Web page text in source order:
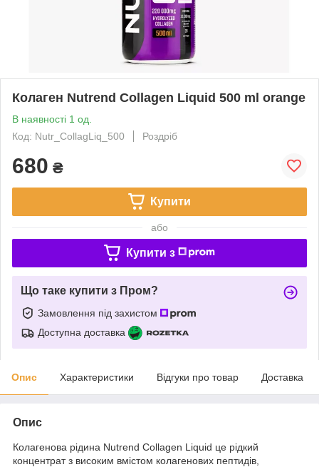
Колаген Nutrend Collagen Liquid 500 ml orange
В наявності 1 од.
Код: Nutr_CollagLiq_500
Роздріб
680 ₴
Купити
або
Купити з
Що таке купити з Пром?
Замовлення під захистом
Доступна доставка
Опис Характеристики Відгуки про товар Доставка
Опис
Колагенова рідина Nutrend Collagen Liquid це рідкий
концентрат з високим вмістом колагенових пептидів,